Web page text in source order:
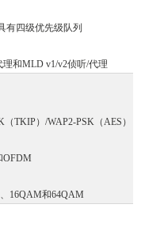
有四级优先级队列
理和MLD v1/v2侦听/代理
（TKIP）/WAP2-PSK（AES）
OFDM
16QAM和64QAM